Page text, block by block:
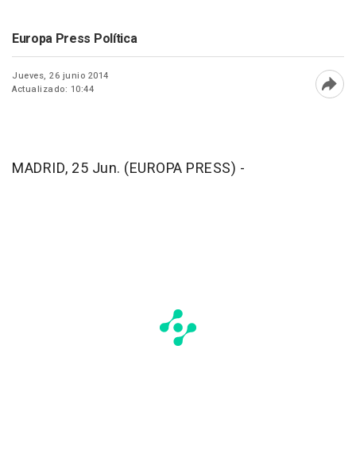
Europa Press Política
Jueves, 26 junio 2014
Actualizado: 10:44
MADRID, 25 Jun. (EUROPA PRESS) -